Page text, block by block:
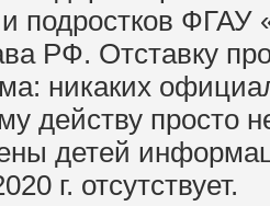
и подростков
РФ. Отставку
никаких
действу просто
детей
г. отсутствует.